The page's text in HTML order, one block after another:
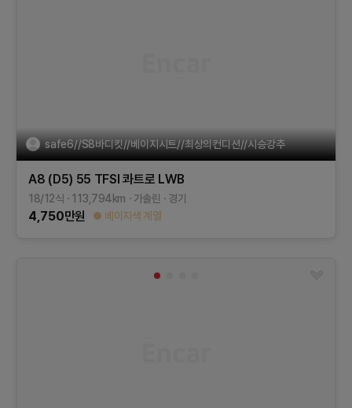
safe6//S8바디킷//베이지시트//최상의컨디션//시승강추
A8 (D5) 55 TFSI 콰트로 LWB
18/12식 113,794km 가솔린 경기
4,750만원 베이지색 계열